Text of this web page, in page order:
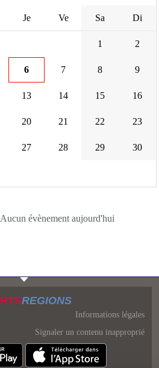
Je Ve Sa Di
1 2
6 7 8 9
13 14 15 16
20 21 22 23
27 28 29 30
Aucun évènement aujourd'hui
REGIONS
Informations légales
Signaler un contenu inapproprié